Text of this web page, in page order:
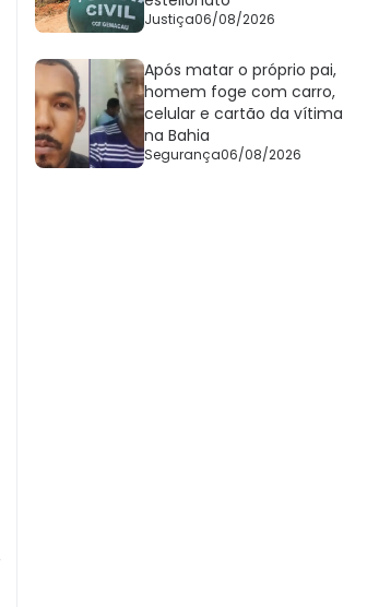
Justiça06/08/2026
Após matar o próprio pai,
homem foge com carro,
celular e cartão da vítima
na Bahia
Segurança06/08/2026